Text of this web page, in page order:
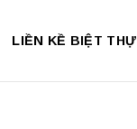
LIỀN KỀ BIỆT THỰ